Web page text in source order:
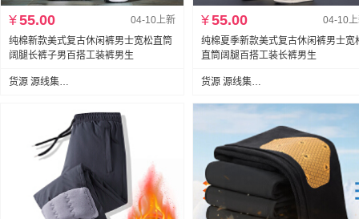
04-10上新
¥55.00
纯棉新款美式复古休闲裤男士宽松直筒
阔腿长裤子男百搭工装裤男生
货源 源线集服饰
04-10
¥55.00
纯棉夏季新款美式复古休闲裤男士宽
直筒阔腿百搭工装长裤男生
货源 源线集服饰